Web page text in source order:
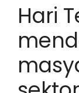
Hari